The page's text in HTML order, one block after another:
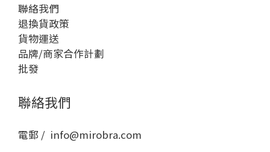
聯絡我們
退換貨政策
貨物運送
品牌/商家合作計劃
批發
聯絡我們
電郵 / info@mirobra.com